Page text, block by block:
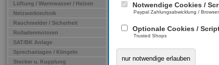
Notwendige Cookies /
Paypal Zahlungsabwicklung /
Optionale Cookies /
Trusted Shops
nur notwendige erlauben
Lüftung / Warmwasser / Heizen
Netzwerktechnik
Rauchmelder / Sicherheit
Rolladenmotoren
SAT/BK Anlage
Sprechanlagen / Klingeln
Stecker u. Kupplung